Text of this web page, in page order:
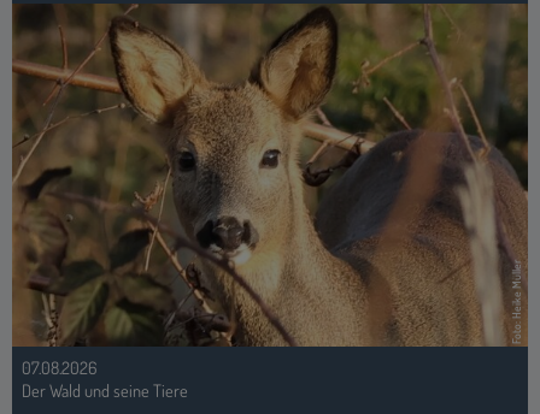
Foto: Heike Müller
07.08.2026
Der Wald und seine Tiere